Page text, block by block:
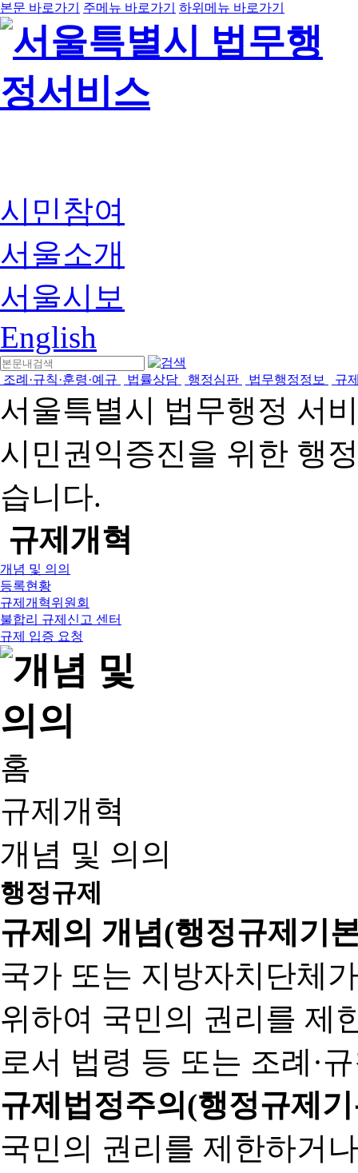
본문 바로가기 주메뉴 바로가기 하위메뉴 바로가기
시민참여
서울소개
서울시보
English
조례·규칙·훈령·예규 법률상담 행정심판 법무행정정보 규
서울특별시 법무행정 서
시민권익증진을 위한 행
습니다.
규제개혁
개념 및 의의
등록현황
규제개혁위원회
불합리 규제신고 센터
규제 입증 요청
홈
규제개혁
개념 및 의의
행정규제
규제의 개념(행정규제기
국가 또는 지방자치단체
위하여 국민의 권리를 제
로서 법령 등 또는 조례·
규제법정주의(행정규제
국민의 권리를 제한하거